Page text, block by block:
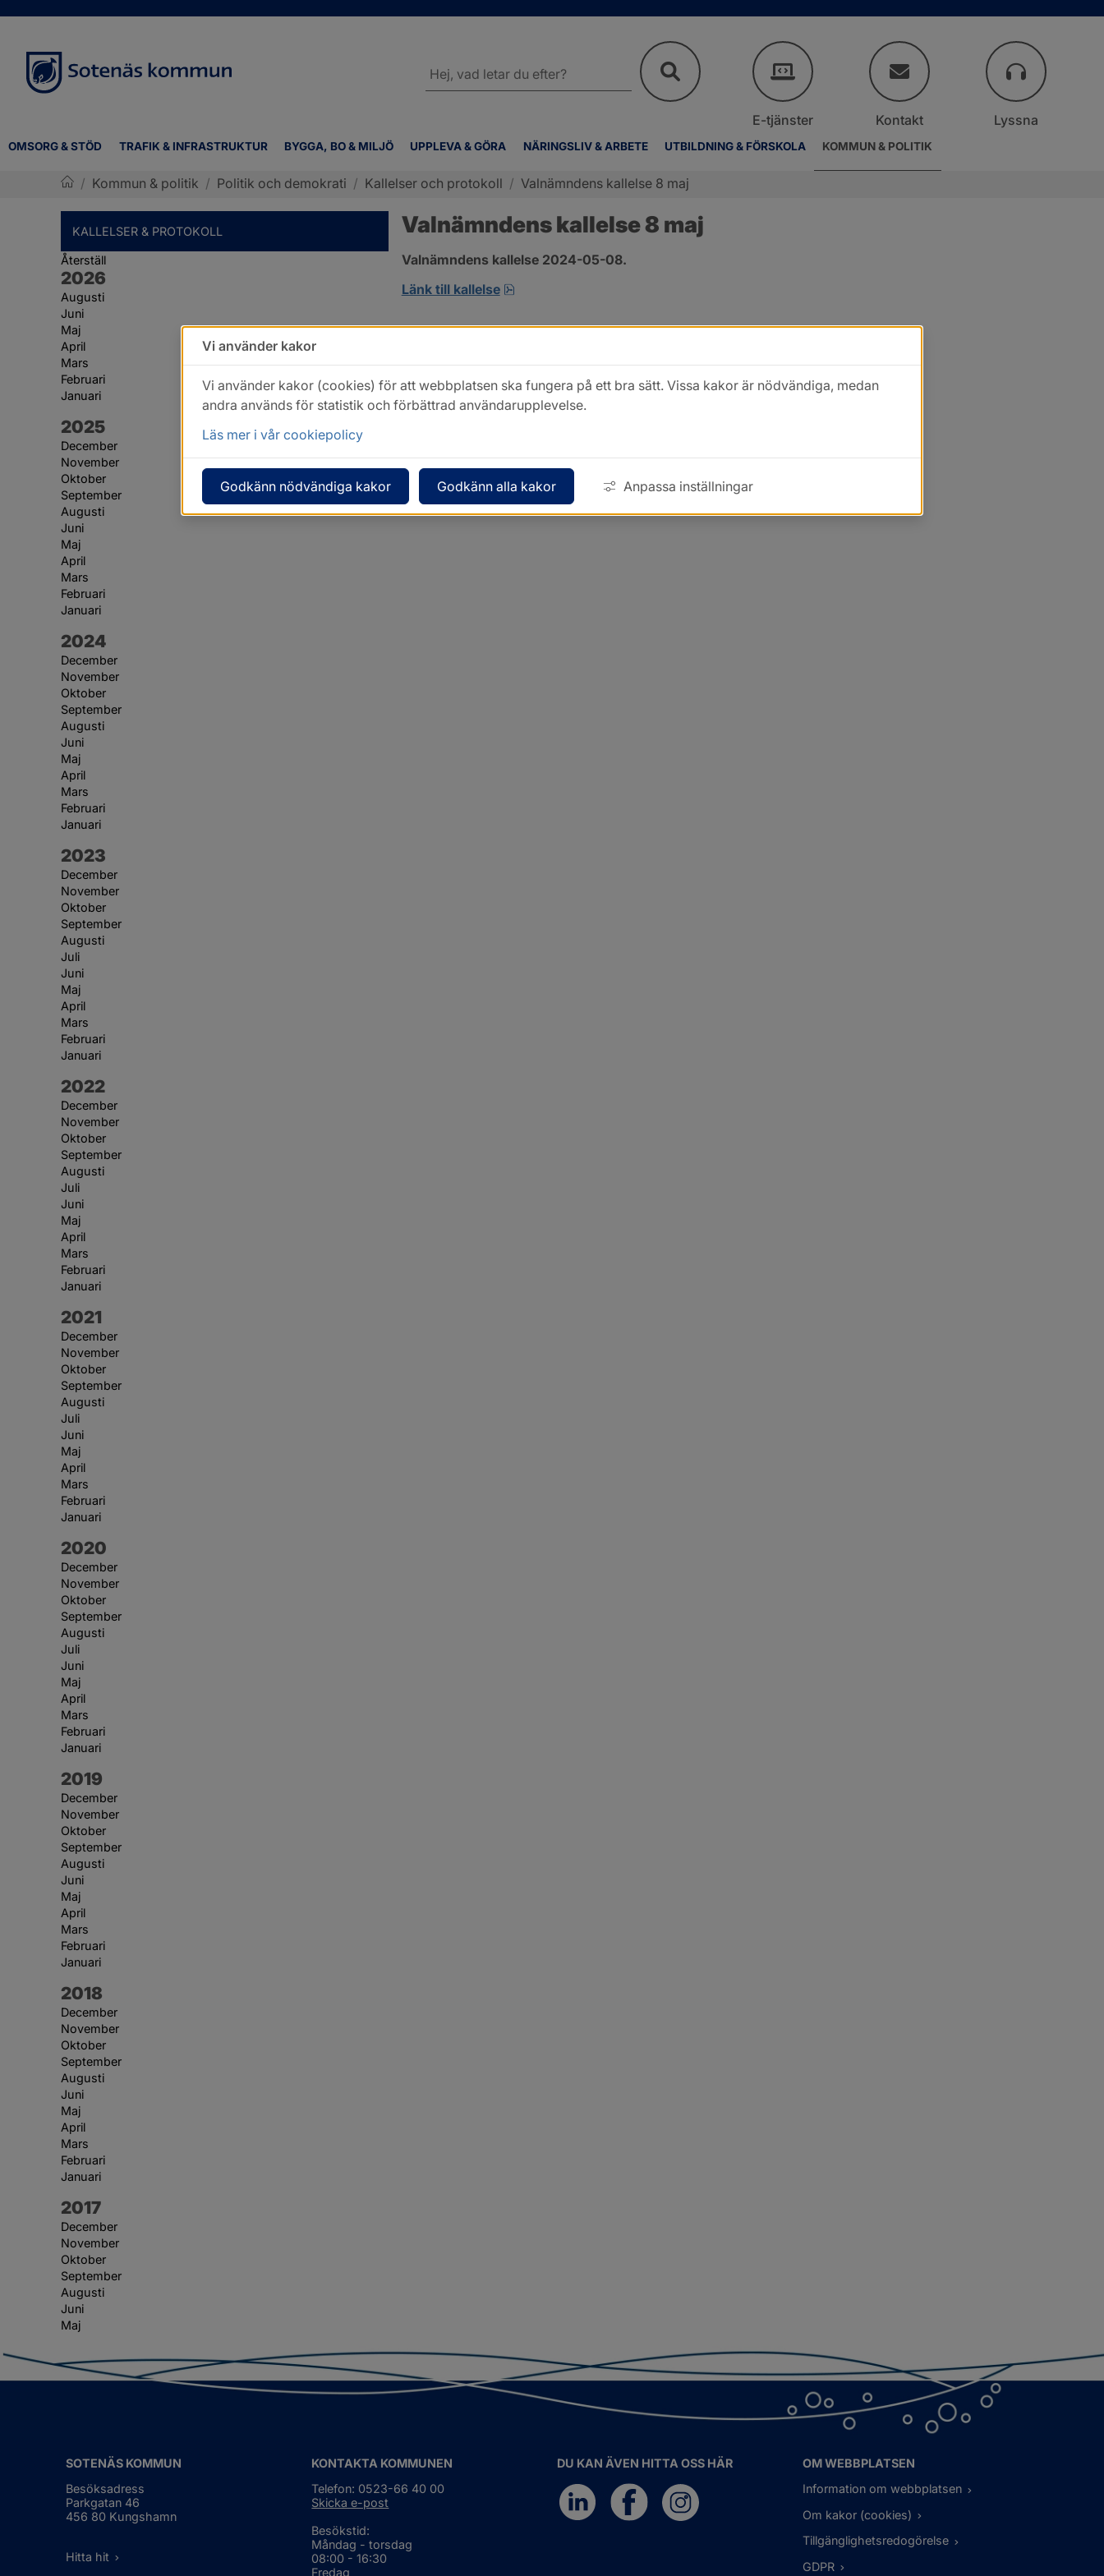
OMSORG & STÖD TRAFIK & INFRASTRUKTUR BYGGA, BO & MILJÖ UPPLEVA & GÖRA NÄRINGSLIV & ARBETE UTBILDNING & FÖRSKOLA KOMMUN & POLITIK
webbplatsen
E-tjänster Kontakt Lyssna
/ Kommun & politik / Politik och demokrati / Kallelser och protokoll / Valnämndens kallelse 8 maj
KALLELSER & PROTOKOLL
Återställ
År:
2026
Augusti
Juni
Maj
April
Mars
Februari
Januari
År:
2025
December
November
Oktober
September
Augusti
Juni
Maj
April
Mars
Februari
Januari
År:
2024
December
November
Oktober
September
Augusti
Juni
Maj
April
Mars
Februari
Januari
År:
2023
December
November
Oktober
September
Augusti
Juli
Juni
Maj
April
Mars
Februari
Januari
År:
2022
December
November
Oktober
September
Augusti
Juli
Juni
Maj
April
Mars
Februari
Januari
År:
2021
December
November
Oktober
September
Augusti
Juli
Juni
Maj
April
Mars
Februari
Januari
År:
2020
December
November
Oktober
September
Augusti
Juli
Juni
Maj
April
Mars
Februari
Januari
År:
2019
December
November
Oktober
September
Augusti
Juni
Maj
April
Mars
Februari
Januari
År:
2018
December
November
Oktober
September
Augusti
Juni
Maj
April
Mars
Februari
Januari
År:
2017
December
November
Oktober
September
Augusti
Juni
Maj
Valnämndens kallelse 8 maj
Valnämndens kallelse 2024-05-08.
Länk till kallelse
pdf, 168 kB, öppnas i nytt fönster.
SOTENÄS KOMMUN
Besöksadress
Parkgatan 46
456 80 Kungshamn
Hitta hit
KONTAKTA KOMMUNEN
Telefon: 0523-66 40 00
Skicka e-post
Besökstid:
Måndag - torsdag
08:00 - 16:30
Fredag
DU KAN ÄVEN HITTA OSS HÄR
OM WEBBPLATSEN
Information om webbplatsen
Om kakor (cookies)
Tillgänglighetsredogörelse
GDPR
Vi använder kakor
Vi använder kakor (cookies) för att webbplatsen ska fungera på ett bra sätt. Vissa kakor är nödvändiga, medan
andra används för statistik och förbättrad användarupplevelse.
Läs mer i vår cookiepolicy
Godkänn nödvändiga kakor Godkänn alla kakor Anpassa inställningar